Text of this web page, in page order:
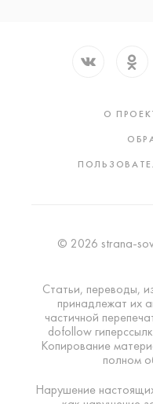
О
© 2026 strana-
Статьи, переводы,
принадлежат их
частичной
dofollow
Копирование
полном
Нарушение